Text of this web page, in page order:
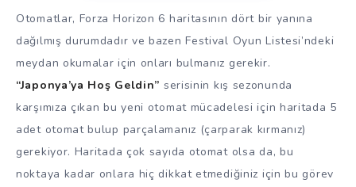
Otomatlar, Forza Horizon 6 haritasının dört bir yanına
dağılmış durumdadır ve bazen Festival Oyun Listesi’ndeki
meydan okumalar için onları bulmanız gerekir.
“Japonya’ya Hoş Geldin” serisinin kış sezonunda
karşımıza çıkan bu yeni otomat mücadelesi için haritada 5
adet otomat bulup parçalamanız (çarparak kırmanız)
gerekiyor. Haritada çok sayıda otomat olsa da, bu
noktaya kadar onlara hiç dikkat etmediğiniz için bu görev